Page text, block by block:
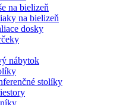
na bielizeň
na bielizeň
dosky
nábytok
stolíky